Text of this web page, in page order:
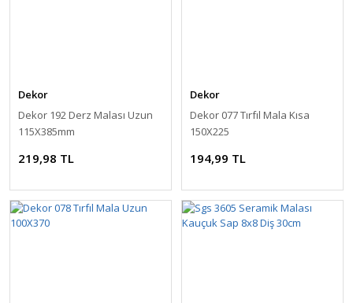
Dekor
Dekor 192 Derz Malası Uzun
115X385mm
219,98 TL
Dekor
Dekor 077 Tırfıl Mala Kısa
150X225
194,99 TL